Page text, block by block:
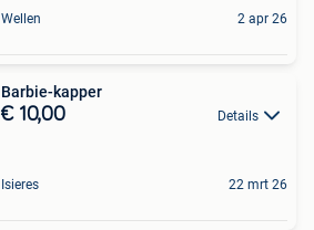
Wellen 2 apr 26
Barbie-kapper
€ 10,00 Details
Isieres 22 mrt 26